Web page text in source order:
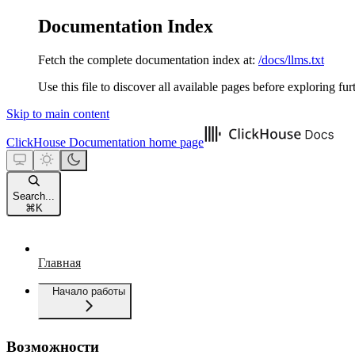
Documentation Index
Fetch the complete documentation index at: /docs/llms.txt
Use this file to discover all available pages before exploring
Skip to main content
ClickHouse Documentation home page
Search...
⌘ K
Главная
Начало работы
Возможности